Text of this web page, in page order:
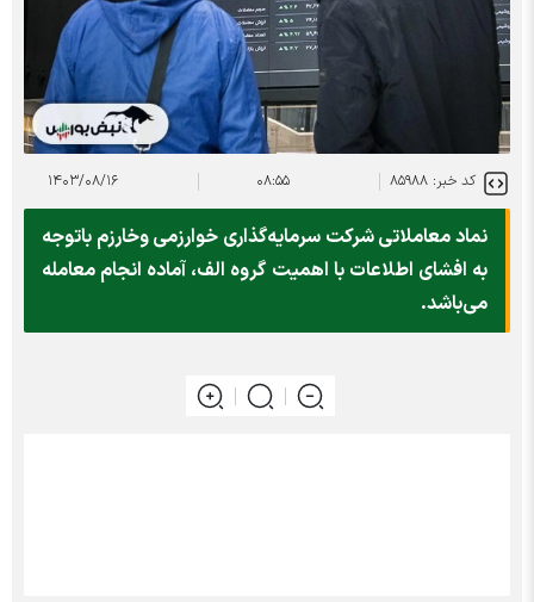
کد خبر: ۸۵۹۸۸ ۰۸:۵۵ ۱۴۰۳/۰۸/۱۶
نماد معاملاتی شرکت سرمایه‌گذاری خوارزمی وخارزم باتوجه
به افشای اطلاعات با اهمیت گروه الف، آماده انجام معامله
می‌باشد.